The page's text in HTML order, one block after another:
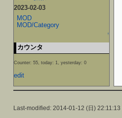
2023-02-03
MOD
MOD/Category
↑
カウンタ
Counter: 55, today: 1, yesterday: 0
edit
Last-modified: 2014-01-12 (日) 22:11:13